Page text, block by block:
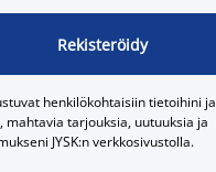
Rekisteröidy
henkilökohtaisiin tietoihini ja
tarjouksia, uutuuksia ja
JYSK:n verkkosivustolla.